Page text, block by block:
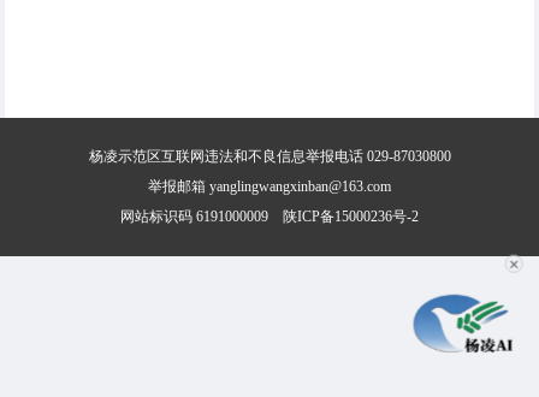
杨凌示范区互联网违法和不良信息举报电话 029-87030800
举报邮箱 yanglingwangxinban@163.com
网站标识码 6191000009
陕ICP备15000236号-2
✕